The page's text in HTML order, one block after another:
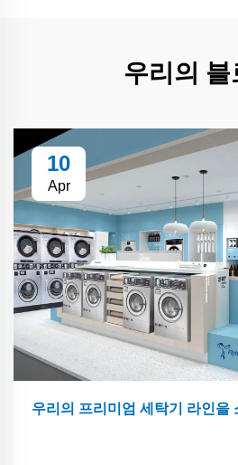
우리의 블
10
Apr
우리의 프리미엄 세탁기 라인을